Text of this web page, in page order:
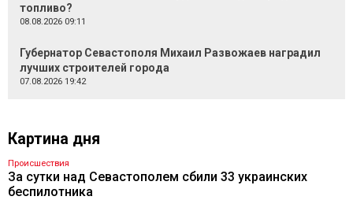
топливо?
08.08.2026 09:11
Губернатор Севастополя Михаил Развожаев наградил
лучших строителей города
07.08.2026 19:42
Картина дня
Происшествия
За сутки над Севастополем сбили 33 украинских
беспилотника